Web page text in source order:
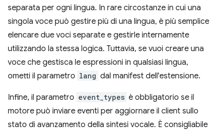
separata per ogni lingua. In rare circostanze in cui una
singola voce può gestire più di una lingua, è più semplice
elencare due voci separate e gestirle internamente
utilizzando la stessa logica. Tuttavia, se vuoi creare una
voce che gestisca le espressioni in qualsiasi lingua,
ometti il parametro lang dal manifest dell'estensione.
Infine, il parametro event_types è obbligatorio se il
motore può inviare eventi per aggiornare il client sullo
stato di avanzamento della sintesi vocale. È consigliabile